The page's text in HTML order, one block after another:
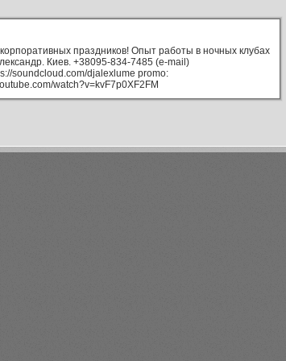
праздников! Опыт работы в ночных клубах
Киев. +38095-834-7485 (e-mail)
soundcloud.com/djalexlume promо:
watch?v=kvF7p0XF2FM